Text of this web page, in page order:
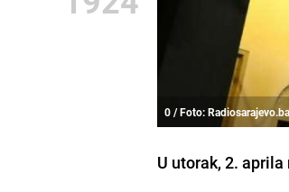
0 / Foto: Radiosarajevo.ba
U utorak, 2.